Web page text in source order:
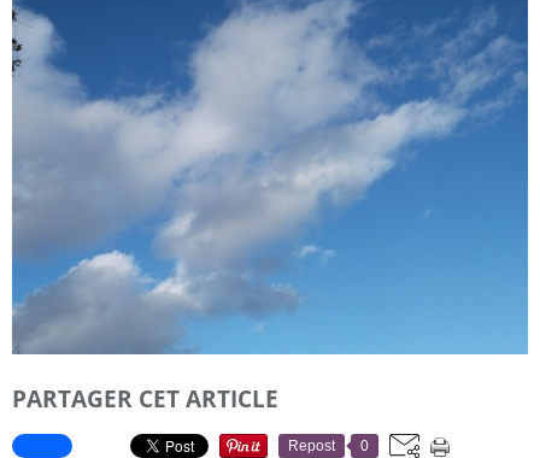
PARTAGER CET ARTICLE
Repost 0